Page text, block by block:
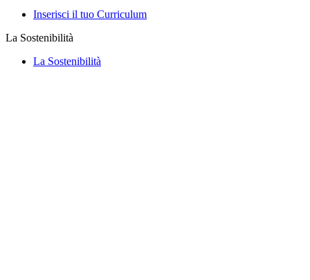
Inserisci il tuo Curriculum
La Sostenibilità
La Sostenibilità